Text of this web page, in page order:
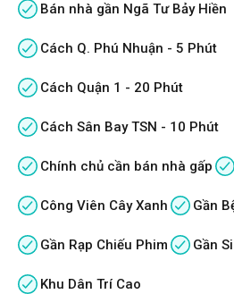
Bán nhà gần Ngã Tư Bảy Hiền
Cách Q. Phú Nhuận - 5 Phút
Cách Quận 1 - 20 Phút
Cách Sân Bay TSN - 10 Phút
Chính chủ cần bán nhà gấp
Công Viên Cây Xanh Gần
Gần Rạp Chiếu Phim Gần
Khu Dân Trí Cao